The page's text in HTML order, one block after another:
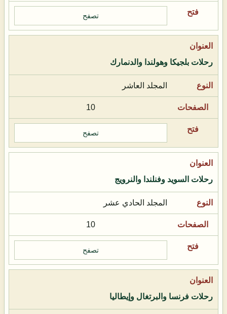
تصفح
رحلات بلجيكا وهولندا والدنمارك
المجلد العاشر
10
تصفح
رحلات السويد وفنلندا والنرويج
المجلد الحادي عشر
10
تصفح
رحلات فرنسا والبرتغال وإيطاليا